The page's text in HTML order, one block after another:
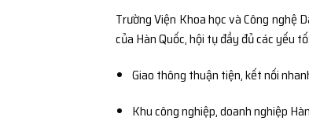
Trường Viện Khoa học và Công nghệ
của Hàn Quốc, hội tụ đầy đủ các yếu tố:
Giao thông thuận tiện, kết nối
Khu công nghiệp, doanh nghiệp